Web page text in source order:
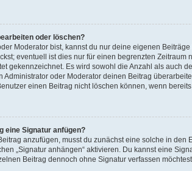
oder löschen?
Moderator bist, kannst du nur deine eigenen
eventuell ist dies nur für einen begrenzten
gekennzeichnet. Es wird sowohl die Anzahl als auch
Administrator oder Moderator deinen Beitrag
einen Beitrag nicht löschen können, wenn
eine Signatur anfügen?
anzufügen, musst du zunächst eine solche in
„Signatur anhängen“ aktivieren. Du kannst eine
Beitrag dennoch ohne Signatur verfassen